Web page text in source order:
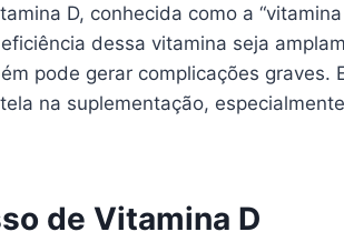
D, conhecida como a
dessa vitamina seja
pode gerar complicações graves.
na suplementação,
de Vitamina D